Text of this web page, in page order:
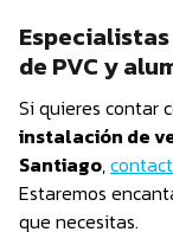
de PVC y
Si quieres contar
instalación de
Santiago,
Estaremos
que necesitas.